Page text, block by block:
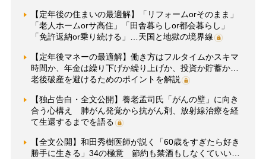
【定年後の住まいの最適解】「リフォームorそのまま」
「老人ホームorサ高住」「田舎暮らしor都会暮らし」
「免許返納or乗り続ける」…天国と地獄の境界線
【定年後マネーの最適解】働き方はフルタイムかスキマ
時間か、年金は繰り下げか繰り上げか、投資か貯蓄か…
老後破産を避けるためのポイントを解説
【独占告白・全文公開】養老孟司氏「がんの壁」に向き
合う心構え 肺がん発覚から抗がん剤、放射線治療を経
て生還するまでを語る
【全文公開】和田秀樹医師が説く「60歳をすぎたら好き
勝手に生きる」34の極意 節約も禁酒もしなくていい…